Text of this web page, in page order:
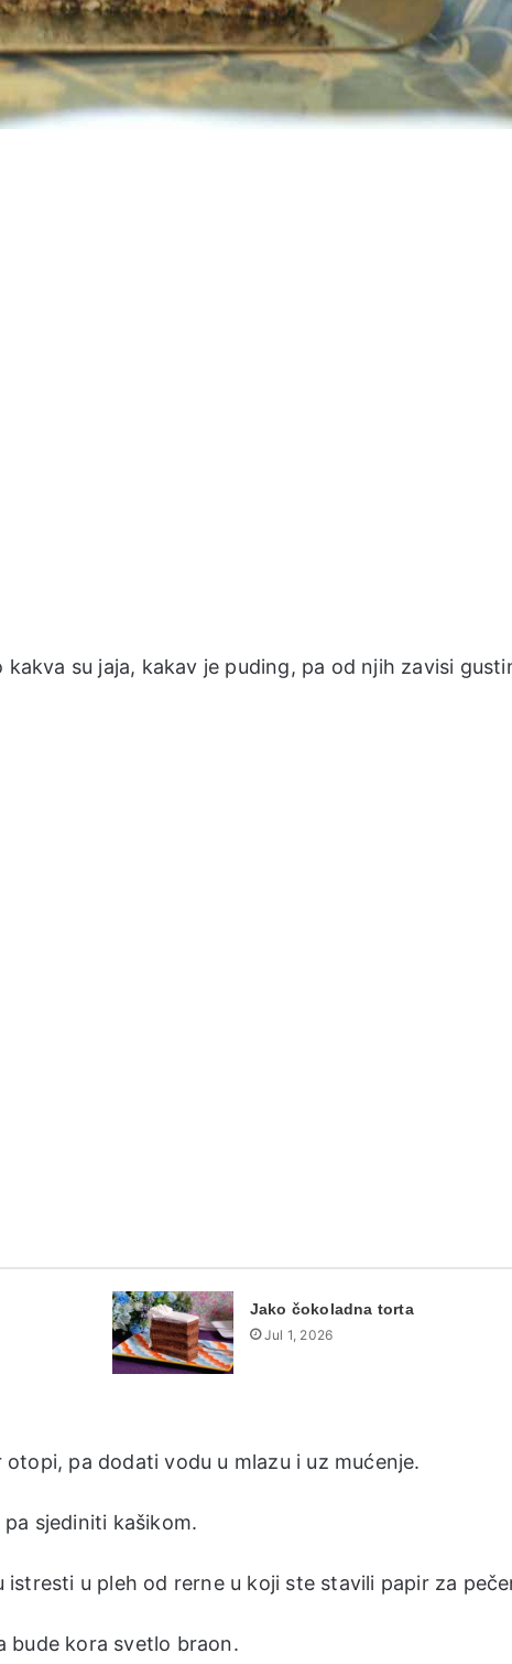
su jaja, kakav je puding, pa od njih zavisi
Jako čokoladna torta
Jul 1, 2026
pa dodati vodu u mlazu i uz mućenje.
sjediniti kašikom.
u pleh od rerne u koji ste stavili papir za
bude kora svetlo braon.